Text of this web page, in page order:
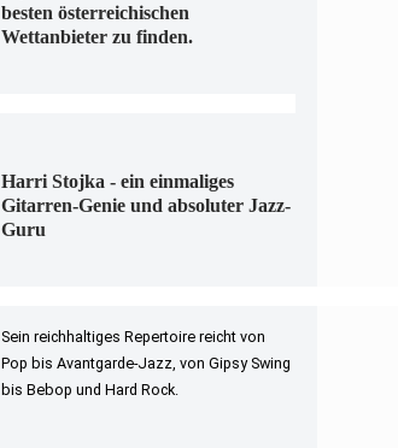
besten österreichischen
Wettanbieter zu finden.
Harri Stojka - ein einmaliges
Gitarren-Genie und absoluter Jazz-
Guru
Sein reichhaltiges Repertoire reicht von
Pop bis Avantgarde-Jazz, von Gipsy Swing
bis Bebop und Hard Rock.